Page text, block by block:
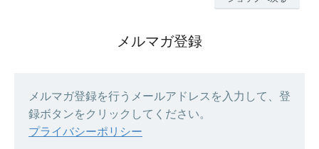
メルマガ登録
メルマガ登録を行うメールアドレスを入力して、登
録ボタンをクリックしてください。
プライバシーポリシー